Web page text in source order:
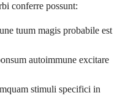
conferre possunt:
tuum magis probabile est
autoimmune excitare
stimuli specifici in